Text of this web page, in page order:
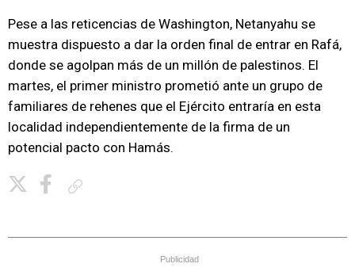
Pese a las reticencias de Washington, Netanyahu se
muestra dispuesto a dar la orden final de entrar en Rafá,
donde se agolpan más de un millón de palestinos. El
martes, el primer ministro prometió ante un grupo de
familiares de rehenes que el Ejército entraría en esta
localidad independientemente de la firma de un
potencial pacto con Hamás.
Publicidad